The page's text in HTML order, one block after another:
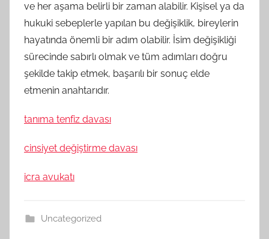
ve her aşama belirli bir zaman alabilir. Kişisel ya da
hukuki sebeplerle yapılan bu değişiklik, bireylerin
hayatında önemli bir adım olabilir. İsim değişikliği
sürecinde sabırlı olmak ve tüm adımları doğru
şekilde takip etmek, başarılı bir sonuç elde
etmenin anahtarıdır.
tanıma tenfiz davası
cinsiyet değiştirme davası
icra avukatı
Uncategorized